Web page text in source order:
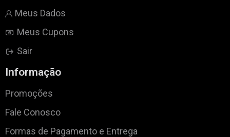
Meus Dados
Meus Cupons
Sair
Informação
Promoções
Fale Conosco
Formas de Pagamento e Entrega